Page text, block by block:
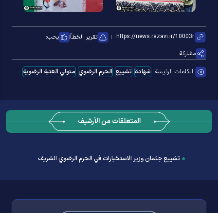
تقرير الخطأ
يحب:
مشاركة
الكلمات الرئيسة: شهادة تشییع الحرم الرضوي متولي العتبة الرضویة
المتعلقات من الأرشيف
تشييع جثمان وزير الاستخبارات في الحرم الرضوي الشریف